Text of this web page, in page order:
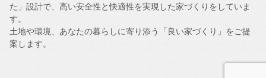
た」設計で、高い安全性と快適性を実現した家づくりをしていま
す。
土地や環境、あなたの暮らしに寄り添う「良い家づくり」をご提
案します。